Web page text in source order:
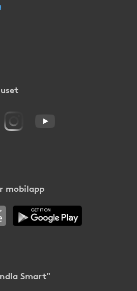
mobilapp
Smart"